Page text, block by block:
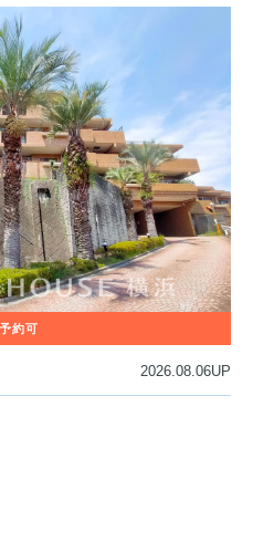
2026.08.06UP